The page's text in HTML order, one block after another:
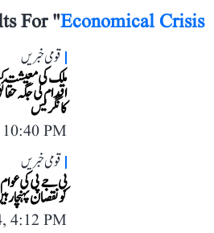
For "Economical Crisis
قومی خبریں
ملک کی معیشت
اقدام کی جگہ
کانگریس
PM
قومی خبریں
بی جے پی کی
کو نقصان پہنچا
4:12 PM